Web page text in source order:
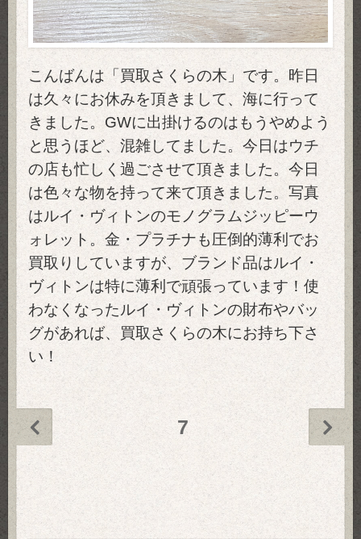
こんばんは「買取さくらの木」です。昨日
は久々にお休みを頂きまして、海に行って
きました。GWに出掛けるのはもうやめよう
と思うほど、混雑してました。今日はウチ
の店も忙しく過ごさせて頂きました。今日
は色々な物を持って来て頂きました。写真
はルイ・ヴィトンのモノグラムジッピーウ
ォレット。金・プラチナも圧倒的薄利でお
買取りしていますが、ブランド品はルイ・
ヴィトンは特に薄利で頑張っています！使
わなくなったルイ・ヴィトンの財布やバッ
グがあれば、買取さくらの木にお持ち下さ
い！
7